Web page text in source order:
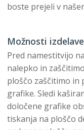
boste prejeli v
Možnosti izdelave
Pred namestitvijo
nalepko in
ploščo zaščitimo in
grafike. Sledi
določene grafike
tiskanja na ploščo